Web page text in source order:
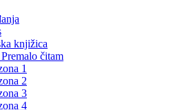
knjižica
čitam
1
2
3
4